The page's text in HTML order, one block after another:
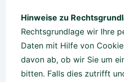
Hinweise zu
Rechtsgrundlage wir Ihre
Daten mit Hilfe von
davon ab, ob wir Sie um
bitten. Falls dies zutrifft